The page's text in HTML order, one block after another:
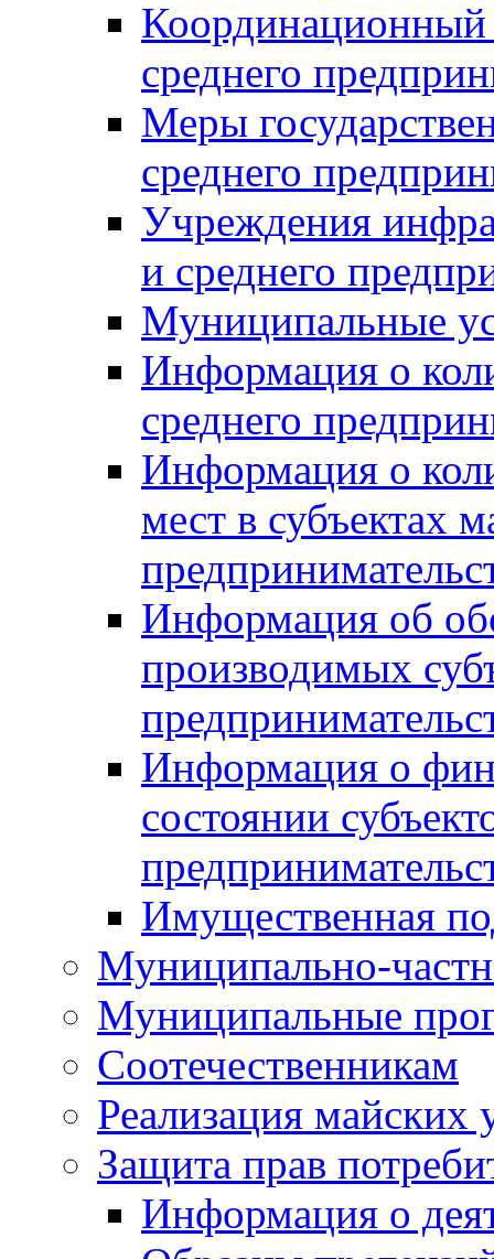
Координационный
среднего
Меры
среднего
Учреждения
и среднего
Муниципальные
Информация о
среднего
Информация о
мест в субъектах
Информация об
производимых
Информация о
состоянии
Имущественная
Муниципально-
Муниципальные
Соотечественникам
Реализация майских
Защита прав
Информация о